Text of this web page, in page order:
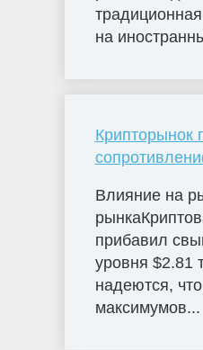
на
Крипторынок
Влияние на
прибавил
уровня $2.81
надеются,
максимумов...